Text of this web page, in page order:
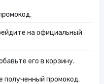
на официальный
его в корзину.
полученный промокод.